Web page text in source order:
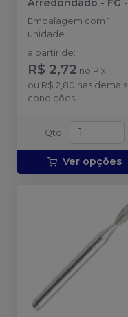
Arredondado - FG -
FAVA
Embalagem com 1
unidade
a partir de:
R$ 2,72 no Pix
ou R$ 2,80 nas demais
condições
Qtd :
Ver opções